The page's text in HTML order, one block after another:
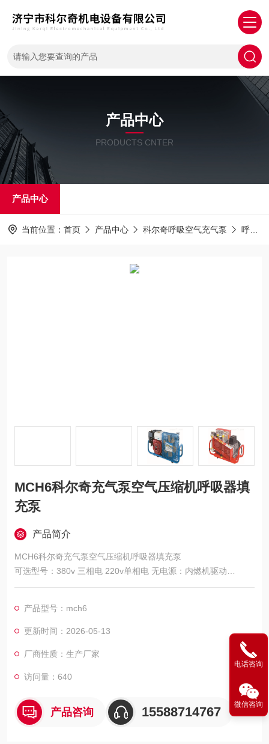
产品中心
PRODUCTS CNTER
产品中心
当前位置： 首页 产品中心 科尔奇呼吸空气充气泵 呼吸器填充泵
MCH6科尔奇充气泵空气压缩机呼吸器填
充泵
产品简介
MCH6科尔奇充气泵空气压缩机呼吸器填充泵
可选型号：380v 三相电 220v单相电 无电源：内燃机驱动
MCH6意大利科尔奇充气泵空气压缩机呼吸器填充泵
产品型号：mch6
更新时间：2026-05-13
厂商性质：生产厂家
访问量：640
产品咨询 15588714767
电话咨询
微信咨询